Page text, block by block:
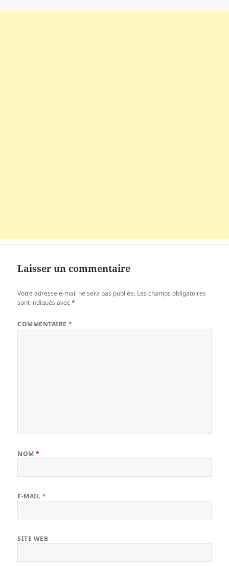
Laisser un commentaire
Votre adresse e-mail ne sera pas publiée. Les champs obligatoires
sont indiqués avec*
COMMENTAIRE*
NOM*
E-MAIL *
SITE WEB